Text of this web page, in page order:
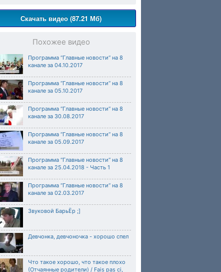
Скачать видео (87.21 Мб)
Похожее видео
Программа “Главные новости“ на 8
канале за 04.10.2017
Программа “Главные новости“ на 8
канале за 05.10.2017
Программа “Главные новости“ на 8
канале за 30.08.2017
Программа “Главные новости“ на 8
канале за 05.09.2017
Программа “Главные новости“ на 8
канале за 25.04.2018 - Часть 1
Программа “Главные новости“ на 8
канале за 02.03.2017
Звуковой БарьЁр ;]
Девчонка, девчоночка - хорошо спел
Что такое хорошо, что такое плохо
(Отчаянные родители) / Fais pas ci,